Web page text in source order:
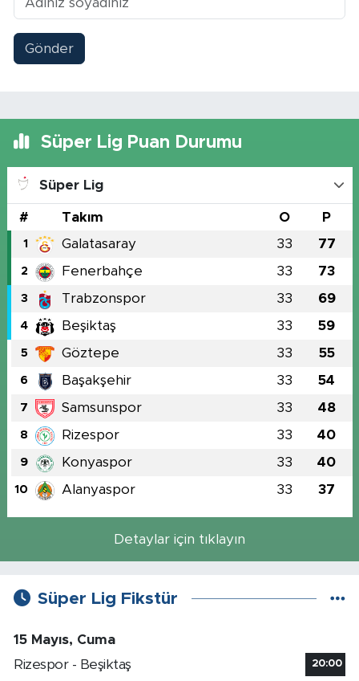
Gönder
Süper Lig Puan Durumu
Süper Lig
# Takım O P
1 Galatasaray 33 77
2 Fenerbahçe 33 73
3 Trabzonspor 33 69
4 Beşiktaş 33 59
5 Göztepe 33 55
6 Başakşehir 33 54
7 Samsunspor 33 48
8 Rizespor 33 40
9 Konyaspor 33 40
10 Alanyaspor 33 37
Detaylar için tıklayın
Süper Lig Fikstür
15 Mayıs, Cuma
Rizespor - Beşiktaş
20:00